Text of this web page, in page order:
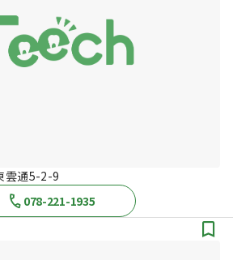
雲通5-2-9
078-221-1935